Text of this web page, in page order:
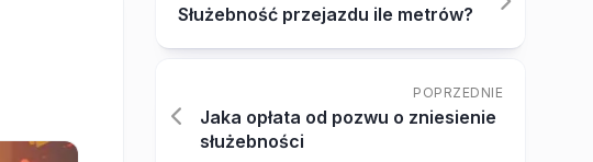
Służebność przejazdu ile metrów?
POPRZEDNIE
Jaka opłata od pozwu o zniesienie
służebności